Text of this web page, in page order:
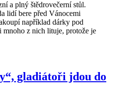
a plný štědrovečerní stůl.
lidí bere před Vánocemi
například dárky pod
mnoho z nich lituje, protože je
gladiátoři jdou do